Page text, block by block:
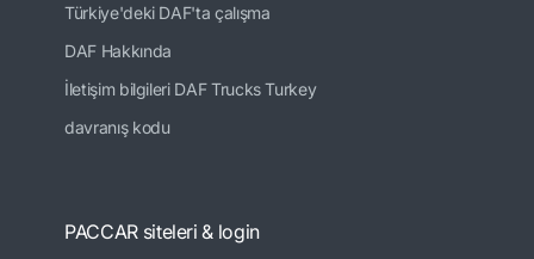
Türkiye'deki DAF'ta çalışma
DAF Hakkında
İletişim bilgileri DAF Trucks Turkey
davranış kodu
PACCAR siteleri & login